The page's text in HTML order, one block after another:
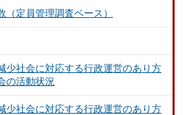
（定員管理調査ベース）
少社会に対応する行政運営のあり方
の活動状況
少社会に対応する行政運営のあり方